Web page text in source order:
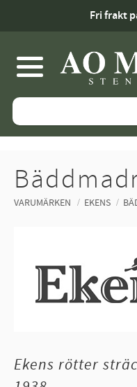
Fri frakt
Meny
VARUMÄRKEN EKENS
Ekens rötter